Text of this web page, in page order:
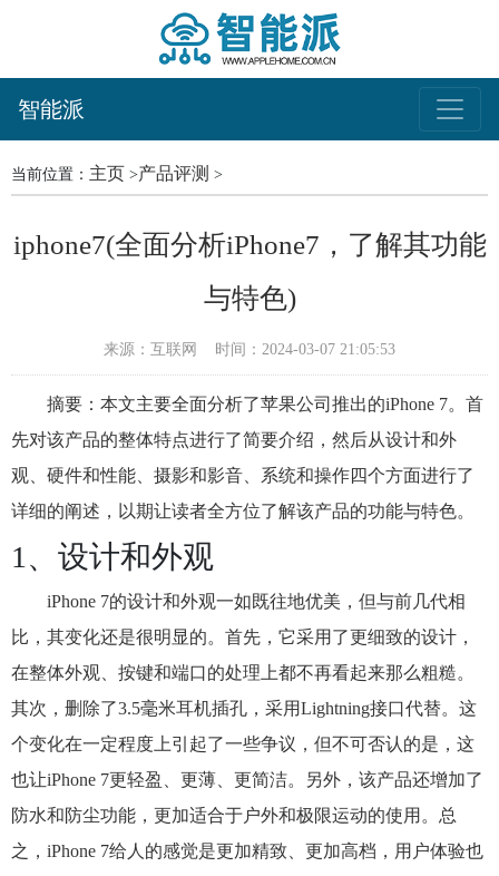
智能派
当前位置： 主页 >产品评测 >
iphone7(全面分析iPhone7，了解其功能
与特色)
来源：互联网 时间：2024-03-07 21:05:53
摘要：本文主要全面分析了苹果公司推出的iPhone 7。首
先对该产品的整体特点进行了简要介绍，然后从设计和外
观、硬件和性能、摄影和影音、系统和操作四个方面进行了
详细的阐述，以期让读者全方位了解该产品的功能与特色。
1、设计和外观
iPhone 7的设计和外观一如既往地优美，但与前几代相
比，其变化还是很明显的。首先，它采用了更细致的设计，
在整体外观、按键和端口的处理上都不再看起来那么粗糙。
其次，删除了3.5毫米耳机插孔，采用Lightning接口代替。这
个变化在一定程度上引起了一些争议，但不可否认的是，这
也让iPhone 7更轻盈、更薄、更简洁。另外，该产品还增加了
防水和防尘功能，更加适合于户外和极限运动的使用。总
之，iPhone 7给人的感觉是更加精致、更加高档，用户体验也